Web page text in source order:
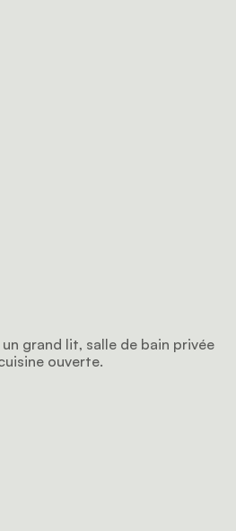
grand lit, salle de bain privée
ouverte.